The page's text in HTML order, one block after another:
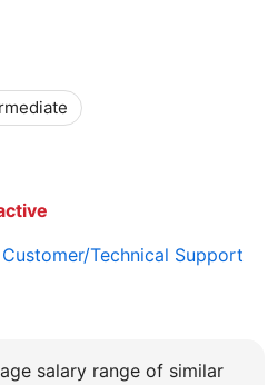
Technical Support
salary range of similar